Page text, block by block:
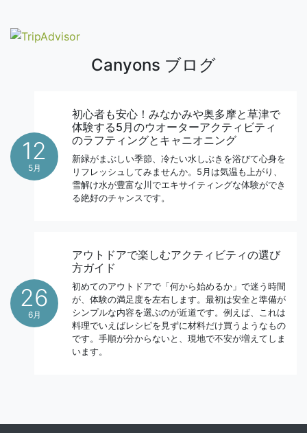
Canyons ブログ
12
5月
初心者も安心！みなかみや奥多摩と草津で
体験する5月のウオーターアクティビティ
のラフティングとキャニオニング
新緑がまぶしい季節、冷たい水しぶきを浴びて心身を
リフレッシュしてみませんか。5月は気温も上がり、
雪解け水が豊富な川でエキサイティングな体験ができ
る絶好のチャンスです。
26
6月
アウトドアで楽しむアクティビティの選び
方ガイド
初めてのアウトドアで「何から始めるか」で迷う時間
が、体験の満足度を左右します。最初は安全と準備が
シンプルな内容を選ぶのが近道です。例えば、これは
料理でいえばレシピを見ずに材料だけ買うようなもの
です。手順が分からないと、現地で不安が増えてしま
います。